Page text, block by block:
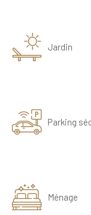
Jardin
Parking
Ménage